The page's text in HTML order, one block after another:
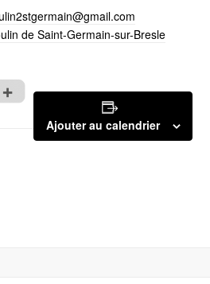
de Saint-Germain-sur-Bresle
Ajouter au calendrier